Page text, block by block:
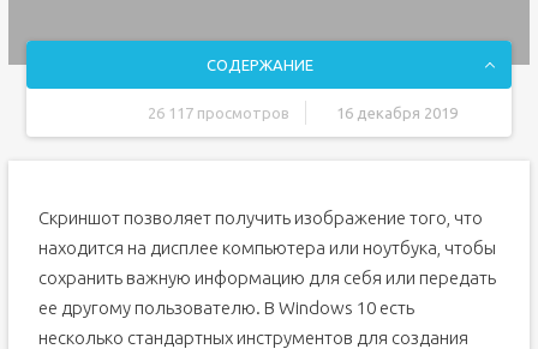
СОДЕРЖАНИЕ
26 117 просмотров 16 декабря 2019
«Ножницы»
Подводим итоги
Делаем скриншот в программе «Ножницы»
Клавиша Print Screen в Windows 10 для создания
скриншота
Скриншот позволяет получить изображение того, что
находится на дисплее компьютера или ноутбука, чтобы
сохранить важную информацию для себя или передать
ее другому пользователю. В Windows 10 есть
несколько стандартных инструментов для создания